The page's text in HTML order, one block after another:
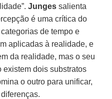
Junges salienta
é uma crítica do
de tempo e
aplicadas à realidade, e
da realidade, mas o seu
existem dois substratos
o outro para unificar,